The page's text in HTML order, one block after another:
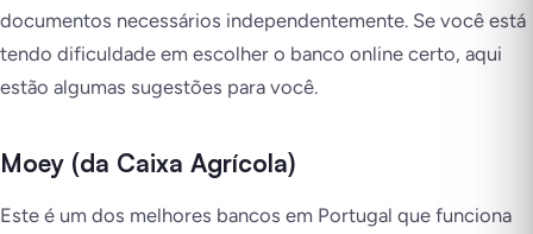
documentos necessários independentemente. Se você está
tendo dificuldade em escolher o banco online certo, aqui
estão algumas sugestões para você.
Moey (da Caixa Agrícola)
Este é um dos melhores bancos em Portugal que funciona